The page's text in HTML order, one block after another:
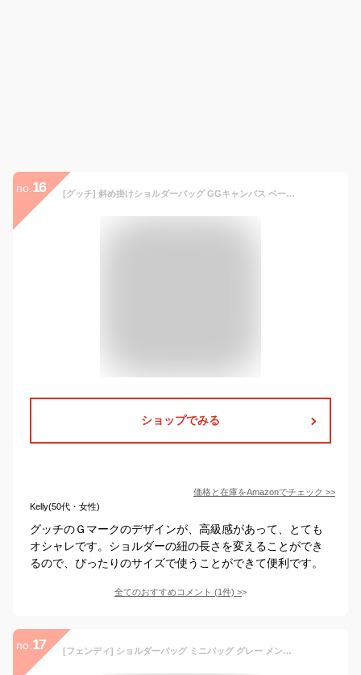
no. 16 [グッチ] 斜め掛けショルダーバッグ GGキャンバス ベージュ/ダークブラウン アウトレット 449172 KY9KN 9886[並行輸入品]
ショップでみる
価格と在庫をAmazonでチェック >>
Kelly(50代・女性)
グッチのＧマークのデザインが、高級感があって、とても
オシャレです。ショルダーの紐の長さを変えることができ
るので、ぴったりのサイズで使うことができて便利です。
全てのおすすめコメント (1件) >
no. 17 [フェンディ] ショルダーバッグ ミニバッグ グレー メンズ レディース 7VA524 AG0L F0ZJ4 [並行輸入品]